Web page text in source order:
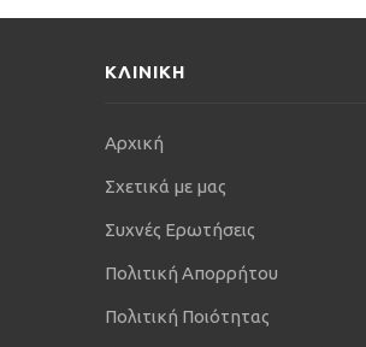
ΚΛΙΝΙΚΗ
Αρχική
Σχετικά με μας
Συχνές Ερωτήσεις
Πολιτική Απορρήτου
Πολιτική Ποιότητας